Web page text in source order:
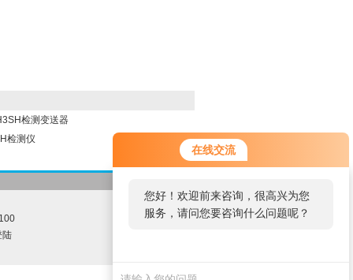
在线交流
您好！欢迎前来咨询，很高兴为您
服务，请问您要咨询什么问题呢？
检测变送器
检测仪
陆